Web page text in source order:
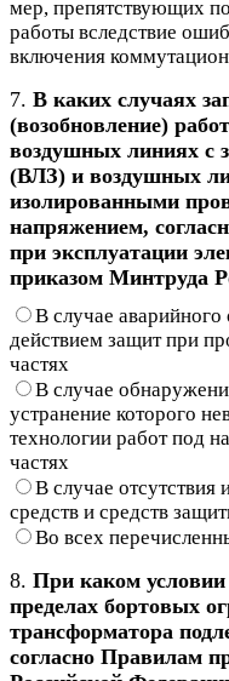
мер, препятствующих
работы вследствие
включения
7. В каких случаях
(возобновление)
воздушных линиях с
(ВЛЗ) и воздушных
изолированными
напряжением,
при эксплуатации
приказом Минтруда
В случае
действием защит при
частях
В случае
устранение которого
технологии работ под
частях
В случае отсутствия
средств и средств
Во всех
8. При каком
пределах бортовых
трансформатора
согласно Правилам